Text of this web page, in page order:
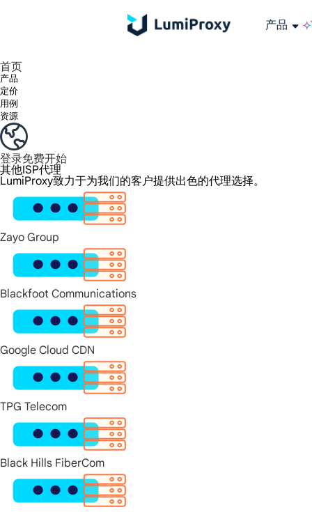
产品
首页
产品
定价
用例
资源
登录免费开始
其他ISP代理
LumiProxy致力于为我们的客户提供出色的代理选择。
Zayo Group
Blackfoot Communications
Google Cloud CDN
TPG Telecom
Black Hills FiberCom